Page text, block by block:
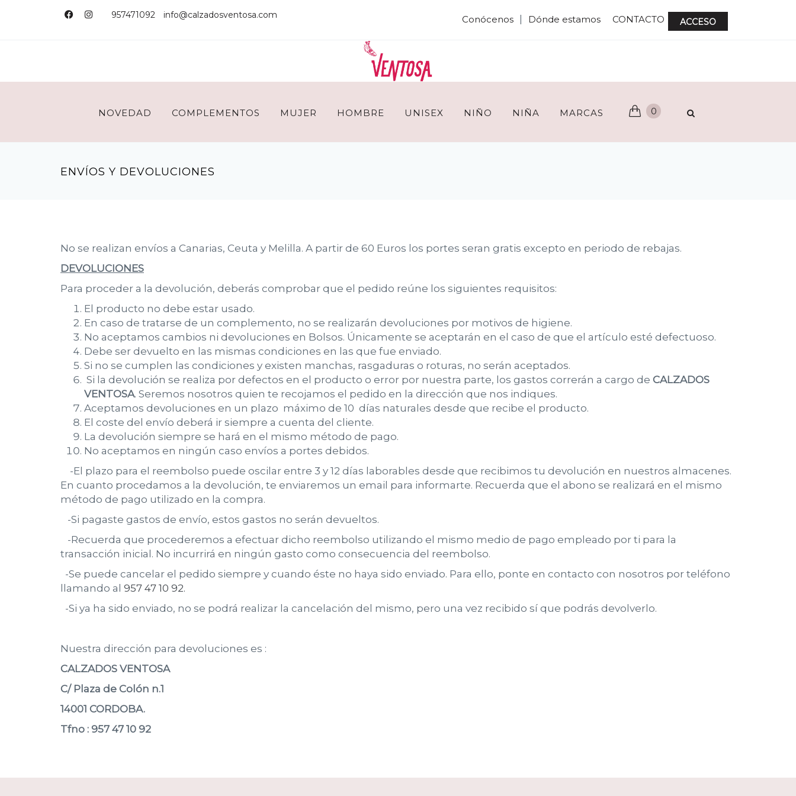
957471092 info@calzadosventosa.com Conócenos Dónde estamos CONTACTO ACCESO
NOVEDAD COMPLEMENTOS MUJER HOMBRE UNISEX NIÑO NIÑA MARCAS 0
ENVÍOS Y DEVOLUCIONES
No se realizan envíos a Canarias, Ceuta y Melilla. A partir de 60 Euros los portes seran gratis excepto en periodo de rebajas.
DEVOLUCIONES
Para proceder a la devolución, deberás comprobar que el pedido reúne los siguientes requisitos:
El producto no debe estar usado.
En caso de tratarse de un complemento, no se realizarán devoluciones por motivos de higiene.
No aceptamos cambios ni devoluciones en Bolsos. Únicamente se aceptarán en el caso de que el artículo esté defectuoso.
Debe ser devuelto en las mismas condiciones en las que fue enviado.
Si no se cumplen las condiciones y existen manchas, rasgaduras o roturas, no serán aceptados.
Si la devolución se realiza por defectos en el producto o error por nuestra parte, los gastos correrán a cargo de CALZADOS
VENTOSA. Seremos nosotros quien te recojamos el pedido en la dirección que nos indiques.
Aceptamos devoluciones en un plazo máximo de 10 días naturales desde que recibe el producto.
El coste del envío deberá ir siempre a cuenta del cliente.
La devolución siempre se hará en el mismo método de pago.
No aceptamos en ningún caso envíos a portes debidos.
-El plazo para el reembolso puede oscilar entre 3 y 12 días laborables desde que recibimos tu devolución en nuestros almacenes.
En cuanto procedamos a la devolución, te enviaremos un email para informarte. Recuerda que el abono se realizará en el mismo
método de pago utilizado en la compra.
-Si pagaste gastos de envío, estos gastos no serán devueltos.
-Recuerda que procederemos a efectuar dicho reembolso utilizando el mismo medio de pago empleado por ti para la
transacción inicial. No incurrirá en ningún gasto como consecuencia del reembolso.
-Se puede cancelar el pedido siempre y cuando éste no haya sido enviado. Para ello, ponte en contacto con nosotros por teléfono
llamando al 957 47 10 92.
-Si ya ha sido enviado, no se podrá realizar la cancelación del mismo, pero una vez recibido sí que podrás devolverlo.
Nuestra dirección para devoluciones es :
CALZADOS VENTOSA
C/ Plaza de Colón n.1
14001 CORDOBA.
Tfno : 957 47 10 92